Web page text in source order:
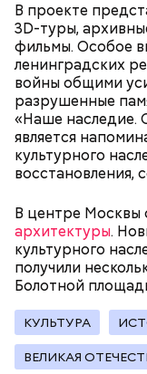
В проекте
3D-туры,
фильмы. Особое
ленинградских
войны общими
разрушенные
«Наше наследие.
является
культурного
восстановления,
В центре Москвы
архитектуры.
культурного
получили
Болотной
КУЛЬТУРА
ВЕЛИКАЯ
— Кабачки,
обжарить на
петрушки, чеснок,
Получается
Копылов.
— В дыне
представлен
хорошо, потому
помнить, что
увлекаться, так
сахарным
подчеркнула